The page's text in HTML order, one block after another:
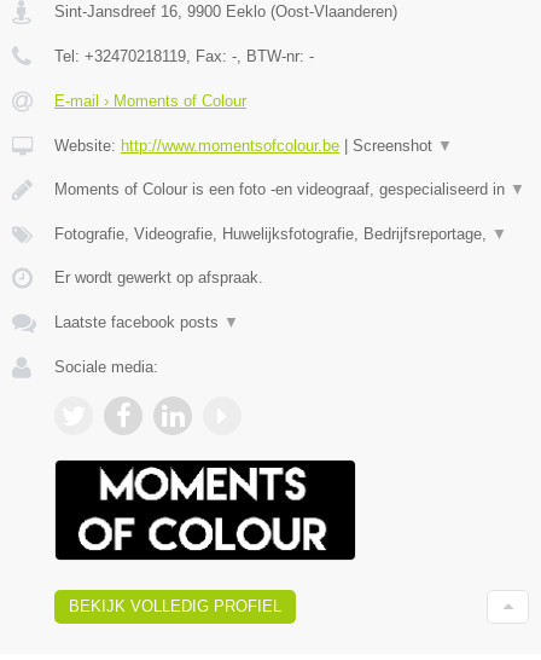
Sint-Jansdreef 16, 9900 Eeklo (Oost-Vlaanderen)
Tel: +32470218119, Fax: -, BTW-nr: -
E-mail › Moments of Colour
Website: http://www.momentsofcolour.be Screenshot ▼
Moments of Colour is een foto -en videograaf, gespecialiseerd in ▼
Fotografie, Videografie, Huwelijksfotografie, Bedrijfsreportage, ▼
Er wordt gewerkt op afspraak.
Laatste facebook posts ▼
Sociale media:
BEKIJK VOLLEDIG PROFIEL